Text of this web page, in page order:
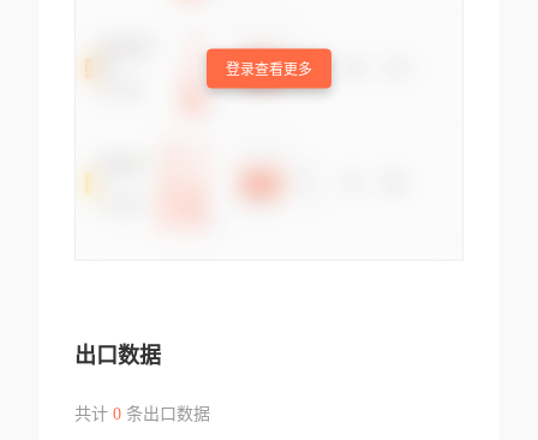
登录查看更多
出口数据
共计 0条出口数据